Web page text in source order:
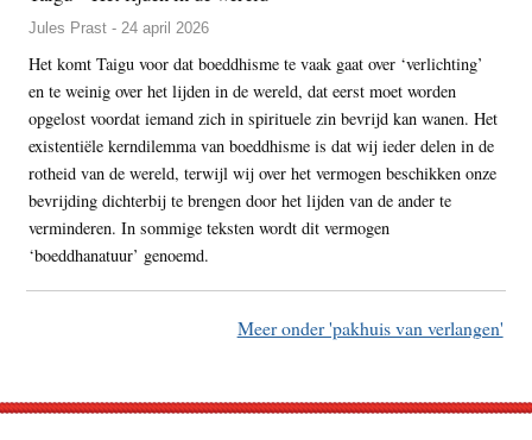
Jules Prast - 24 april 2026
Het komt Taigu voor dat boeddhisme te vaak gaat over ‘verlichting’
en te weinig over het lijden in de wereld, dat eerst moet worden
opgelost voordat iemand zich in spirituele zin bevrijd kan wanen. Het
existentiële kerndilemma van boeddhisme is dat wij ieder delen in de
rotheid van de wereld, terwijl wij over het vermogen beschikken onze
bevrijding dichterbij te brengen door het lijden van de ander te
verminderen. In sommige teksten wordt dit vermogen
‘boeddhanatuur’ genoemd.
Meer onder 'pakhuis van verlangen'